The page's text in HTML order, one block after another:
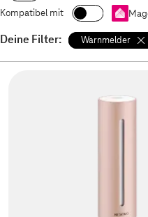
Kompatibel mit
Deine Filter: Warnmelder